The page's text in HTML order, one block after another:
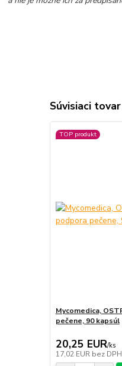
Súvisiaci tovar
TOP produkt
Mycomedica,
pečene, 90 kapsúl
20,25 EUR/ks
17,02 EUR bez DPH